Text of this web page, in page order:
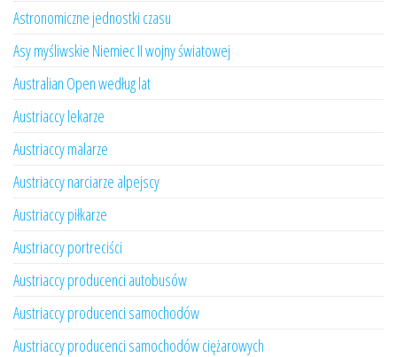
Astronomiczne jednostki czasu
Asy myśliwskie Niemiec II wojny światowej
Australian Open według lat
Austriaccy lekarze
Austriaccy malarze
Austriaccy narciarze alpejscy
Austriaccy piłkarze
Austriaccy portreciści
Austriaccy producenci autobusów
Austriaccy producenci samochodów
Austriaccy producenci samochodów ciężarowych